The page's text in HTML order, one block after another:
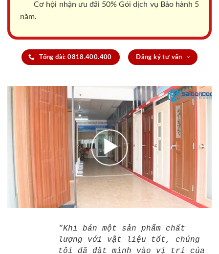
Cơ hội nhận ưu đãi 50% Gói dịch vụ Bảo hành 5
năm.
Tổng đài: 0818.400.400 Đăng ký tư vấn
"Khi bán một sản phẩm chất
lượng với vật liệu tốt, chúng
tôi đã đặt mình vào vị trí của